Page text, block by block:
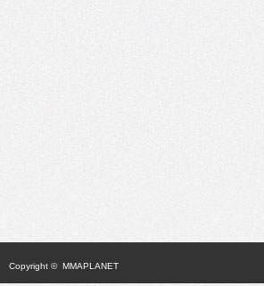
Copyright © MMAPLANET